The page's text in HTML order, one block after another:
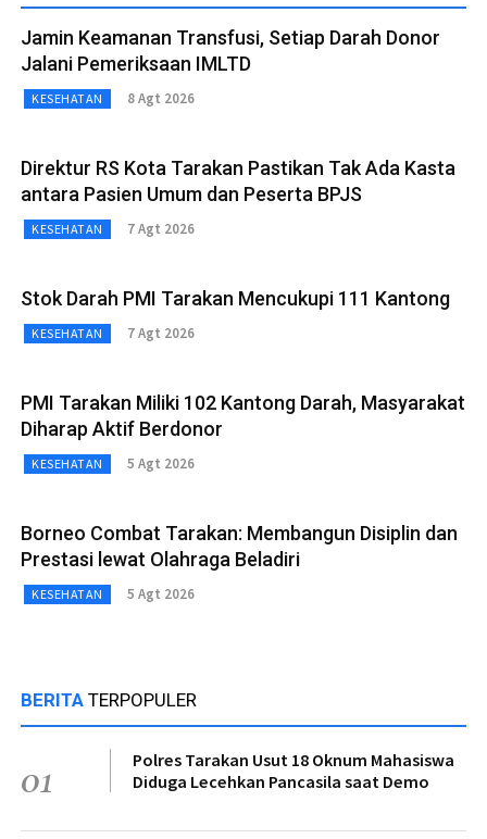
Jamin Keamanan Transfusi, Setiap Darah Donor
Jalani Pemeriksaan IMLTD
KESEHATAN 8 Agt 2026
Direktur RS Kota Tarakan Pastikan Tak Ada Kasta
antara Pasien Umum dan Peserta BPJS
KESEHATAN 7 Agt 2026
Stok Darah PMI Tarakan Mencukupi 111 Kantong
KESEHATAN 7 Agt 2026
PMI Tarakan Miliki 102 Kantong Darah, Masyarakat
Diharap Aktif Berdonor
KESEHATAN 5 Agt 2026
Borneo Combat Tarakan: Membangun Disiplin dan
Prestasi lewat Olahraga Beladiri
KESEHATAN 5 Agt 2026
BERITA TERPOPULER
01
Polres Tarakan Usut 18 Oknum Mahasiswa
Diduga Lecehkan Pancasila saat Demo